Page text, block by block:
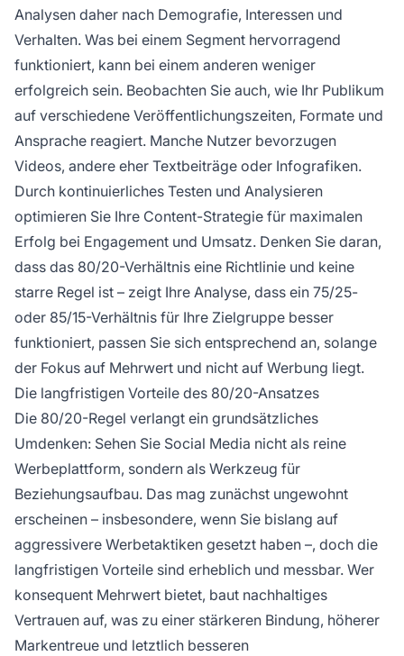
Analysen daher nach Demografie, Interessen und
Verhalten. Was bei einem Segment hervorragend
funktioniert, kann bei einem anderen weniger
erfolgreich sein. Beobachten Sie auch, wie Ihr Publikum
auf verschiedene Veröffentlichungszeiten, Formate und
Ansprache reagiert. Manche Nutzer bevorzugen
Videos, andere eher Textbeiträge oder Infografiken.
Durch kontinuierliches Testen und Analysieren
optimieren Sie Ihre Content-Strategie für maximalen
Erfolg bei Engagement und Umsatz. Denken Sie daran,
dass das 80/20-Verhältnis eine Richtlinie und keine
starre Regel ist – zeigt Ihre Analyse, dass ein 75/25-
oder 85/15-Verhältnis für Ihre Zielgruppe besser
funktioniert, passen Sie sich entsprechend an, solange
der Fokus auf Mehrwert und nicht auf Werbung liegt.
Die langfristigen Vorteile des 80/20-Ansatzes
Die 80/20-Regel verlangt ein grundsätzliches
Umdenken: Sehen Sie Social Media nicht als reine
Werbeplattform, sondern als Werkzeug für
Beziehungsaufbau. Das mag zunächst ungewohnt
erscheinen – insbesondere, wenn Sie bislang auf
aggressivere Werbetaktiken gesetzt haben –, doch die
langfristigen Vorteile sind erheblich und messbar. Wer
konsequent Mehrwert bietet, baut nachhaltiges
Vertrauen auf, was zu einer stärkeren Bindung, höherer
Markentreue und letztlich besseren